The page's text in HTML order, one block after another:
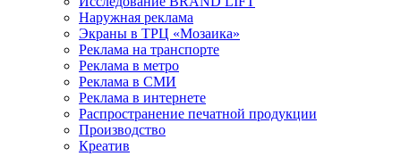
Наружная реклама
Экраны в ТРЦ «Мозаика»
Реклама на транспорте
Реклама в метро
Реклама в СМИ
Реклама в интернете
Распространение печатной продукции
Производство
Креатив